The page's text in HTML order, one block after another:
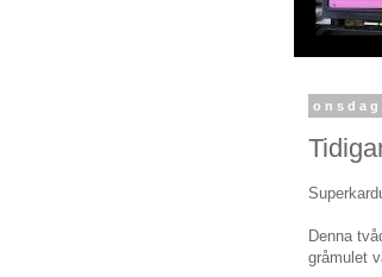
Denna
gråmulet